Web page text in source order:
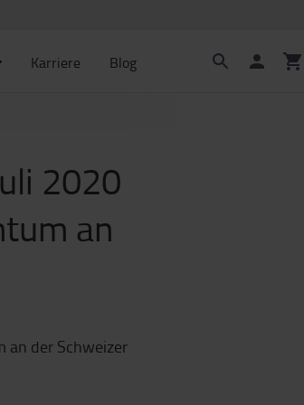
Karriere Blog
2020
an
an der Schweizer